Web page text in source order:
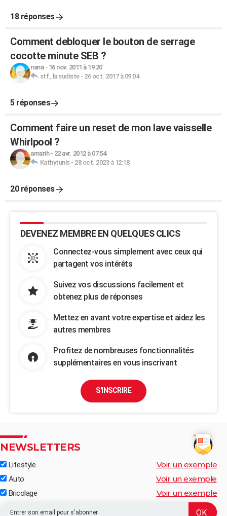
18 réponses
Comment debloquer le bouton de serrage
cocotte minute SEB ?
nana- 16 nov. 2011 à 19:20
stf_la sudiste- 26 oct. 2017 à 09:04
5 réponses
Comment faire un reset de mon lave vaisselle
Whirlpool ?
amarih- 22 avr. 2012 à 07:54
Kathytunis- 28 oct. 2023 à 12:18
20 réponses
DEVENEZ MEMBRE EN QUELQUES CLICS
Connectez-vous simplement avec ceux qui
partagent vos intérêts
Suivez vos discussions facilement et
obtenez plus de réponses
Mettez en avant votre expertise et aidez les
autres membres
Profitez de nombreuses fonctionnalités
supplémentaires en vous inscrivant
S'INSCRIRE
NEWSLETTERS
Lifestyle Voir un exemple
Auto Voir un exemple
Bricolage Voir un exemple